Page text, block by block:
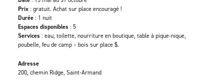
Prix: gratuit. Achat sur place encouragé !
Durée: 1 nuit
Espaces disponibles : 5
Services : eau, toilette, nourriture en boutique, table à pique-nique,
poubelle, feu de camp – bois sur place $.
Adresse
200, chemin Ridge, Saint-Armand